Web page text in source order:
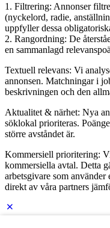
1. Filtrering: Annonser
(nyckelord, radie,
uppfyller dessa
2. Rangordning: De
en sammanlagd
Textuell relevans: Vi
annonsen. Matchningar i
beskrivningen och den
Aktualitet & närhet: Nya
söklokal prioriteras.
större avståndet är.
Kommersiell prioritering:
kommersiella avtal. Detta
arbetsgivare som
direkt av våra partners